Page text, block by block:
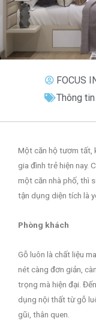
FOCUS
Thông
Một căn hộ tươm tất,
gia đình trẻ hiện nay.
một căn nhà phố, thì
tận dụng diện tích là
Phòng khách
Gỗ luôn là chất liệu
nét càng đơn giản,
trọng mà hiện đại.
dụng nội thất từ gỗ
gũi, thân quen.